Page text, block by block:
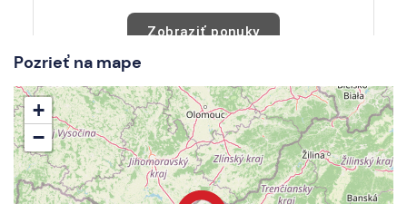
Pozrieť na mape
+
−